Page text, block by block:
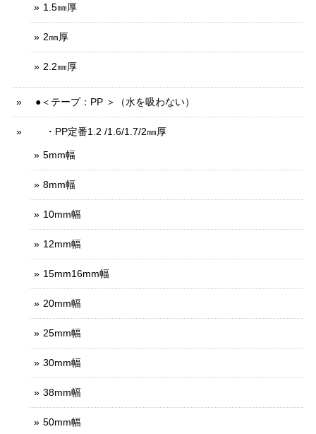
1.5㎜厚
2㎜厚
2.2㎜厚
●＜テープ：PP ＞（水を吸わない）
・PP定番1.2 /1.6/1.7/2㎜厚
5mm幅
8mm幅
10mm幅
12mm幅
15mm16mm幅
20mm幅
25mm幅
30mm幅
38mm幅
50mm幅